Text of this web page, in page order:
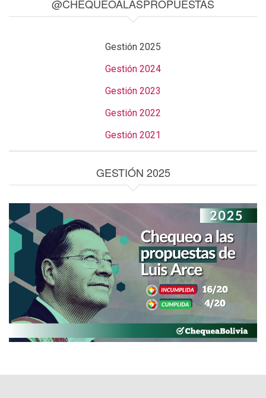
@CHEQUEOALASPROPUESTAS
Gestión 2025
Gestión 2024
Gestión 2023
Gestión 2022
Gestión 2021
GESTIÓN 2025